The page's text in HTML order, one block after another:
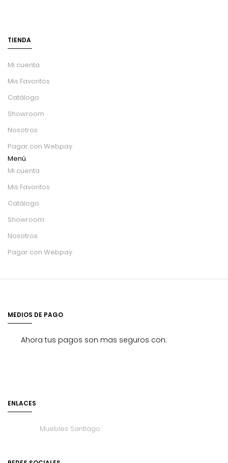
TIENDA
Mi cuenta
Mis Favoritos
Catálogo
Showroom
Nosotros
Pagar con Webpay
Menú
Mi cuenta
Mis Favoritos
Catálogo
Showroom
Nosotros
Pagar con Webpay
MEDIOS DE PAGO
Ahora tus pagos son mas seguros con:
ENLACES
Muebles Santiago